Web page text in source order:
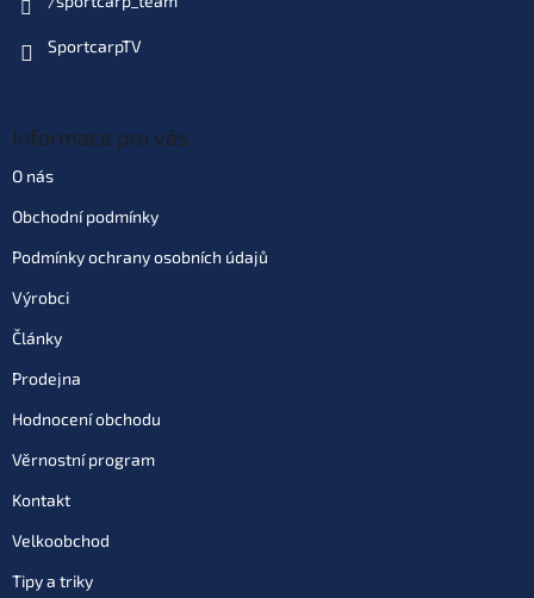
SportcarpTV
Informace pro vás
O nás
Obchodní podmínky
Podmínky ochrany osobních údajů
Výrobci
Články
Prodejna
Hodnocení obchodu
Věrnostní program
Kontakt
Velkoobchod
Tipy a triky